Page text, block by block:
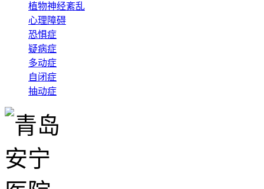
植物神经紊乱
心理障碍
恐惧症
疑病症
多动症
自闭症
抽动症